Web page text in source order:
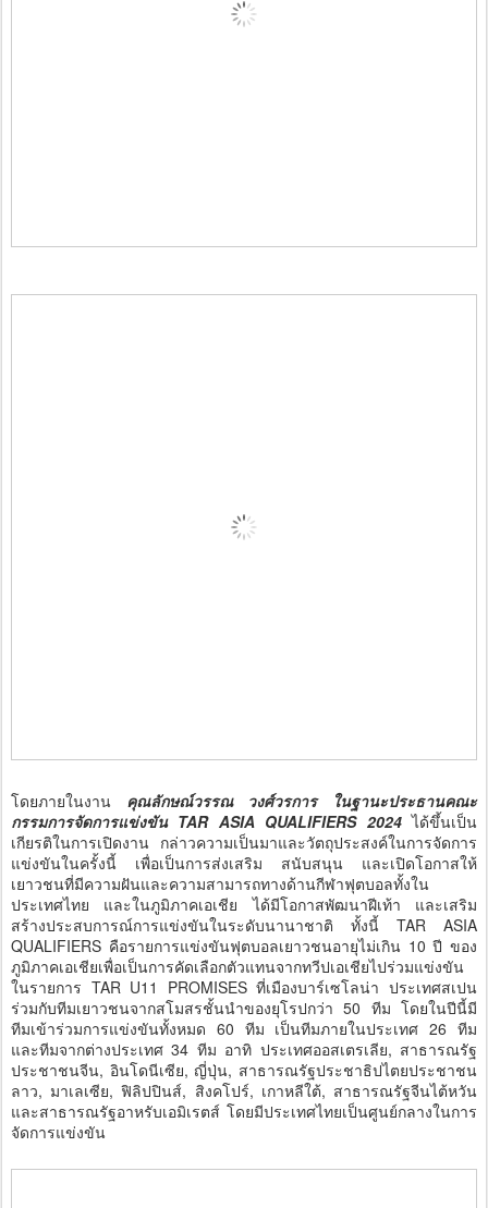
โดยภายในงาน
คุณลักษณ์วรรณ วงศ์วรการ ในฐานะประธานคณะ
กรรมการจัดการแข่งขัน TAR ASIA QUALIFIERS 2024ได้ขึ้นเป็น
เกียรติในการเปิดงาน กล่าวความเป็นมาและวัตถุประสงค์ในการจัดการ
แข่งขันในครั้งนี้ เพื่อเป็นการส่งเสริม สนับสนุน และเปิดโอกาสให้
เยาวชนที่มีความฝันและความสามารถทางด้านกีฬาฟุตบอลทั้งใน
ประเทศไทย และในภูมิภาคเอเชีย ได้มีโอกาสพัฒนาฝีเท้า และเสริม
สร้างประสบการณ์การแข่งขันในระดับนานาชาติ ทั้งนี้ TAR ASIA
QUALIFIERS คือรายการแข่งขันฟุตบอลเยาวชนอายุไม่เกิน 10 ปี ของ
ภูมิภาคเอเชียเพื่อเป็นการคัดเลือกตัวแทนจากทวีปเอเชียไปร่วมแข่งขัน
ในรายการ TAR U11 PROMISES ที่เมืองบาร์เซโลน่า ประเทศสเปน
ร่วมกับทีมเยาวชนจากสโมสรชั้นนำของยุโรปกว่า 50 ทีม โดยในปีนี้มี
ทีมเข้าร่วมการแข่งขันทั้งหมด 60 ทีม เป็นทีมภายในประเทศ 26 ทีม
และทีมจากต่างประเทศ 34 ทีม อาทิ ประเทศออสเตรเลีย, สาธารณรัฐ
ประชาชนจีน, อินโดนีเซีย, ญี่ปุ่น, สาธารณรัฐประชาธิปไตยประชาชน
ลาว, มาเลเซีย, ฟิลิปปินส์, สิงคโปร์, เกาหลีใต้, สาธารณรัฐจีนไต้หวัน
และสาธารณรัฐอาหรับเอมิเรตส์ โดยมีประเทศไทยเป็นศูนย์กลางในการ
จัดการแข่งขัน